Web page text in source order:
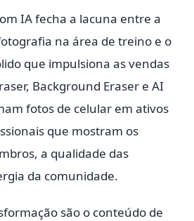
IA fecha a lacuna entre a
na área de treino e o
que impulsiona as vendas
Background Eraser e AI
fotos de celular em ativos
que mostram os
a qualidade das
da comunidade.
são o conteúdo de